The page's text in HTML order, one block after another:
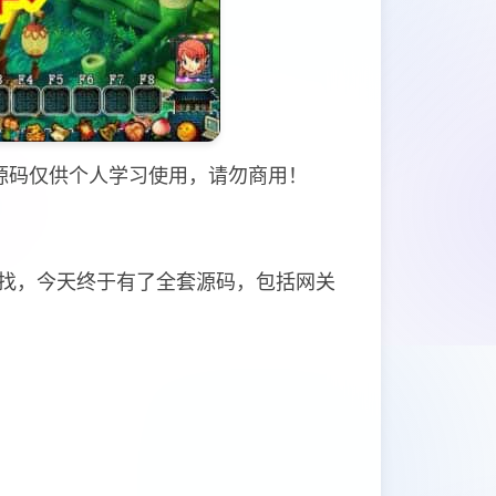
仅供个人学习使用，请勿商用！
，今天终于有了全套源码，包括网关